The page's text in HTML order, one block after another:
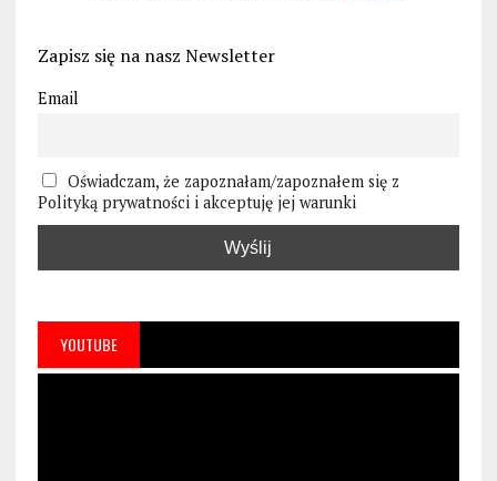
Zapisz się na nasz Newsletter
Email
Oświadczam, że zapoznałam/zapoznałem się z
Polityką prywatności i akceptuję jej warunki
YOUTUBE